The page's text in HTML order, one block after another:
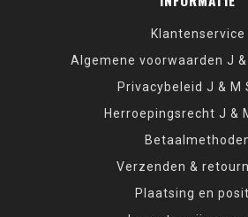
Klantenservice
Algemene voorwaarden J &
Privacybeleid J & M
Herroepingsrecht J &
Verzenden &
Plaatsing en